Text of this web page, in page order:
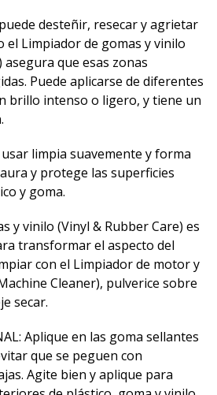
desteñir, resecar y agrietar
el Limpiador de gomas y vinilo
asegura que esas zonas
Puede aplicarse de diferentes
brillo intenso o ligero, y tiene un
limpia suavemente y forma
y protege las superficies
y goma.
y vinilo (Vinyl & Rubber Care) es
transformar el aspecto del
con el Limpiador de motor y
Cleaner), pulverice sobre
secar.
Aplique en las goma sellantes
que se peguen con
Agite bien y aplique para